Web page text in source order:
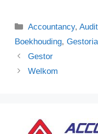
Categorieën
Accountancy,
Boekhouding, Gestoria
Gestor
Welkom